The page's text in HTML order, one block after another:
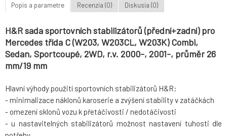
Popis a parametre Recenzia (0) Diskusia (0)
H&R sada sportovních stabilizátorů (přední+zadní) pro
Mercedes třída C (W203, W203CL, W203K) Combi,
Sedan, Sportcoupé, 2WD, r.v. 2000-, 2001-, průměr 26
mm/19 mm
Hlavní výhody použití sportovních stabilizátorů H&R:
- minimalizace náklonů karoserie a zvýšení stability v zatáčkách
- omezení sklonů vozu k přetáčivosti / nedotáčivosti
- u nastavitelných stabilizátorů možnost nastavení tuhosti dle